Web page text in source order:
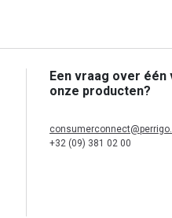
Een vraag over één
onze producten?
+32 (09) 381 02 00